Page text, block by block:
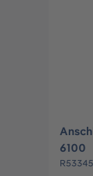
6100
R53345